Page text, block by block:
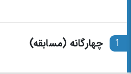
1 چهارگانه (مسابقه)